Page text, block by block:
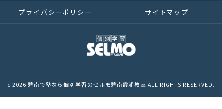
プライバシーポリシー サイトマップ
c 2026 碧南で塾なら個別学習のセルモ碧南霞浦教室 ALL RIGHTS RESERVED.